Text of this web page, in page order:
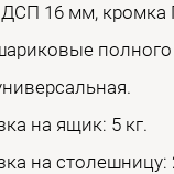
16 мм, кромка
на ящик: 5 кг.
на столешницу: